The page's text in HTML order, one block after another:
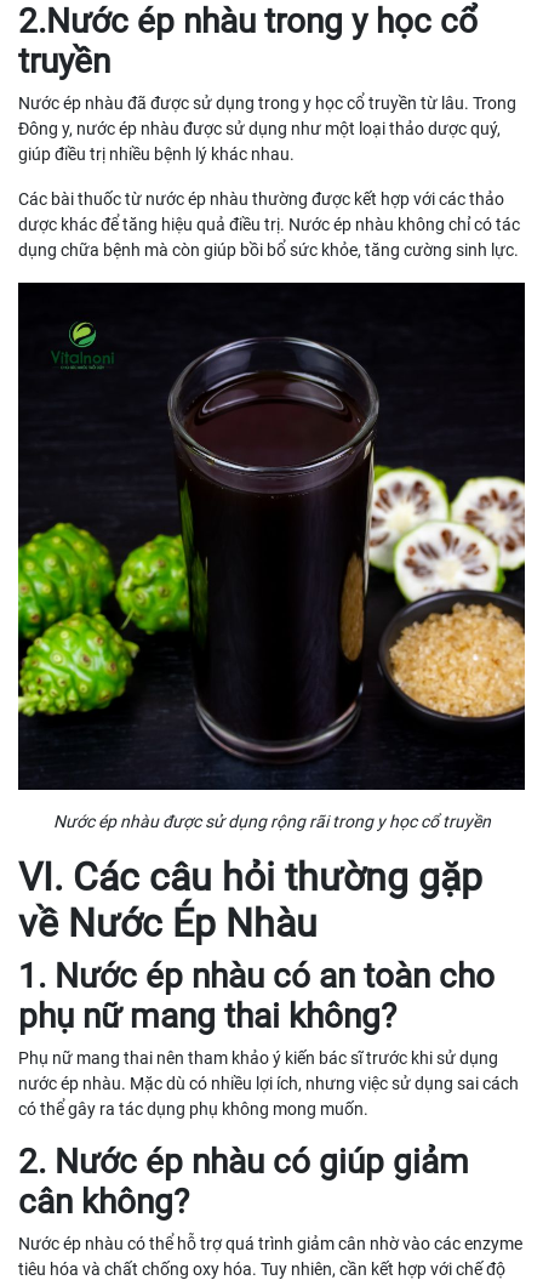
2.Nước ép nhàu trong y học cổ
truyền
Nước ép nhàu đã được sử dụng trong y học cổ truyền từ lâu. Trong
Đông y, nước ép nhàu được sử dụng như một loại thảo dược quý,
giúp điều trị nhiều bệnh lý khác nhau.
Các bài thuốc từ nước ép nhàu thường được kết hợp với các thảo
dược khác để tăng hiệu quả điều trị. Nước ép nhàu không chỉ có tác
dụng chữa bệnh mà còn giúp bồi bổ sức khỏe, tăng cường sinh lực.
Nước ép nhàu được sử dụng rộng rãi trong y học cổ truyền
VI. Các câu hỏi thường gặp
về Nước Ép Nhàu
1. Nước ép nhàu có an toàn cho
phụ nữ mang thai không?
Phụ nữ mang thai nên tham khảo ý kiến bác sĩ trước khi sử dụng
nước ép nhàu. Mặc dù có nhiều lợi ích, nhưng việc sử dụng sai cách
có thể gây ra tác dụng phụ không mong muốn.
2. Nước ép nhàu có giúp giảm
cân không?
Nước ép nhàu có thể hỗ trợ quá trình giảm cân nhờ vào các enzyme
tiêu hóa và chất chống oxy hóa. Tuy nhiên, cần kết hợp với chế độ